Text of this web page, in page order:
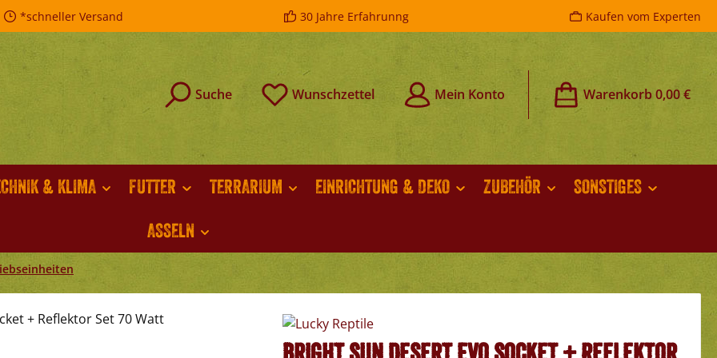
*schneller Versand 30 Jahre Erfahrunng Kaufen vom Experten
Suche Wunschzettel Mein Konto Warenkorb0,00 €
& KLIMA FUTTER TERRARIUM EINRICHTUNG & DEKO ZUBEHÖR
SONSTIGES
ASSELN